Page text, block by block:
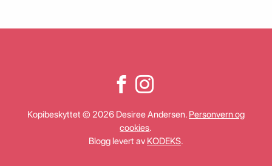
Kopibeskyttet © 2026 Desiree Andersen. Personvern og
cookies.
Blogg levert av KODEKS.